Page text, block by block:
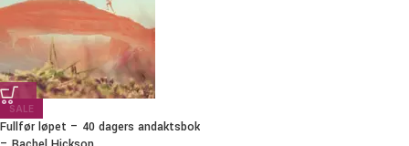
SALE
Fullfør løpet – 40 dagers andaktsbok